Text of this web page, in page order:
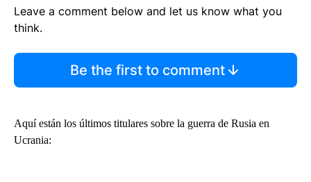
Leave a comment below and let us know what you
think.
Be the first to comment
Aquí están los últimos titulares sobre la guerra de Rusia en
Ucrania: